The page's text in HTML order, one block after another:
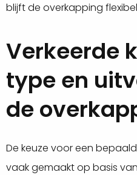
blijft de overkapping
Verkeerde
type en
de
De keuze voor een
vaak gemaakt op basis